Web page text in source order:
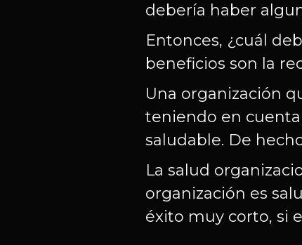
debería haber
Entonces, ¿cuál
beneficios son la
Una organización
teniendo en cuenta
saludable. De
La salud
organización es
éxito muy corto, si